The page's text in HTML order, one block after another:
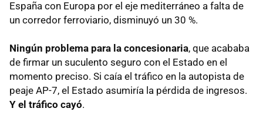
España con Europa por el eje mediterráneo a falta de
un corredor ferroviario, disminuyó un 30 %.
Ningún problema para la concesionaria, que acababa
de firmar un suculento seguro con el Estado en el
momento preciso. Si caía el tráfico en la autopista de
peaje AP-7, el Estado asumiría la pérdida de ingresos.
Y el tráfico cayó.